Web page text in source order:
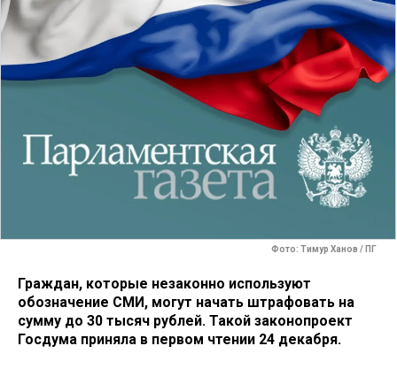
Фото: Тимур Ханов / ПГ
Граждан, которые незаконно используют
обозначение СМИ, могут начать штрафовать на
сумму до 30 тысяч рублей. Такой законопроект
Госдума приняла в первом чтении 24 декабря.